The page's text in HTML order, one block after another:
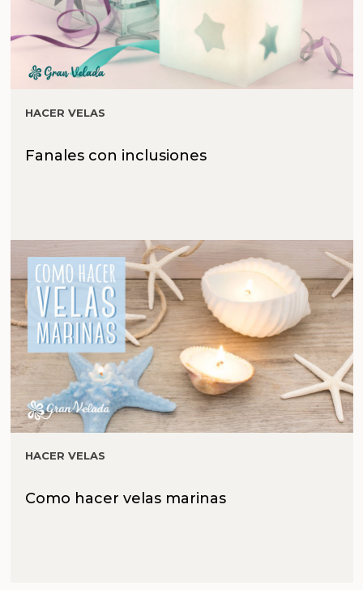
HACER VELAS
Fanales con inclusiones
HACER VELAS
Como hacer velas marinas